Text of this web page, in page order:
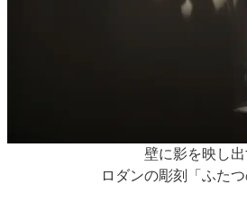
壁に影を映し出
ロダンの彫刻「ふたつ